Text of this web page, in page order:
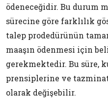
ödeneceğidir. Bu durum
sürecine göre farklılık
talep prodedürünün
maaşın ödenmesi için
gerekmektedir. Bu süre,
prensiplerine ve tazminat
olarak değişebilir.